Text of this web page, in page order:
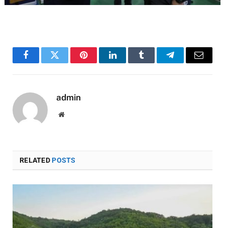
FacebookTwitter PinterestLinkedInTumblr TelegramEmail
admin
Website
RELATEDPOSTS